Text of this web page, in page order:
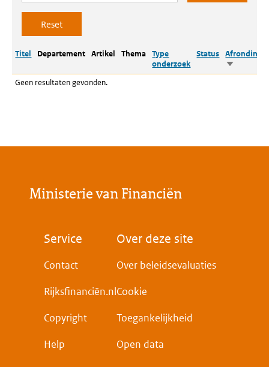
Titel Departement Artikel Thema
Type
onderzoek
Status
Afronding
Oplopend
sorteren
Geen resultaten gevonden.
Ministerie van Financiën
Voet
Service
Contact
Rijksfinanciën.nl
Copyright
Help
Over deze site
Over beleidsevaluaties
Cookie
Toegankelijkheid
Open data